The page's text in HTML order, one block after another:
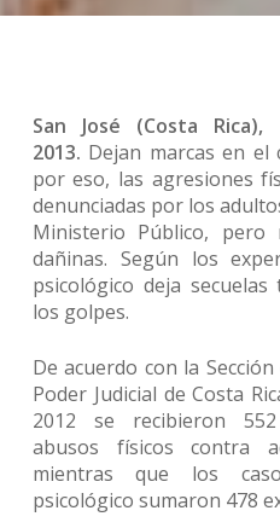
San José (Costa
2013. Dejan marcas en el
por eso, las agresiones
denunciadas por los
Ministerio Público,
dañinas. Según los
psicológico deja
los golpes.
De acuerdo con la
Poder Judicial de Costa
2012 se recibieron
abusos físicos contra
mientras que los
psicológico sumaron 478